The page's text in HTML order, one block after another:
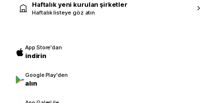
Haftalık yeni kurulan şirketler
Haftalık listeye göz atın
App Store'dan
indirin
Google Play'den
alın